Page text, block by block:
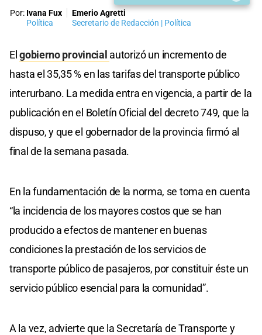
Por: Ivana Fux
Política
Emerio Agretti
Secretario de Redacción | Política
Elgobierno provincial autorizó un incremento de
hasta el 35,35 % en las tarifas del transporte público
interurbano. La medida entra en vigencia, a partir de la
publicación en el Boletín Oficial del decreto 749, que la
dispuso, y que el gobernador de la provincia firmó al
final de la semana pasada.
En la fundamentación de la norma, se toma en cuenta
“la incidencia de los mayores costos que se han
producido a efectos de mantener en buenas
condiciones la prestación de los servicios de
transporte público de pasajeros, por constituir éste un
servicio público esencial para la comunidad”.
A la vez, advierte que la Secretaría de Transporte y